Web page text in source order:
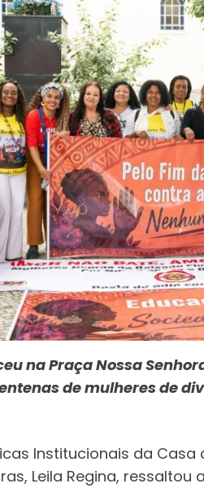
na Praça Nossa
de mulheres de
Institucionais da
Leila Regina,